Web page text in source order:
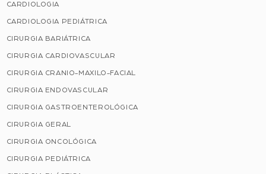
CARDIOLOGIA
CARDIOLOGIA PEDIÁTRICA
CIRURGIA BARIÁTRICA
CIRURGIA CARDIOVASCULAR
CIRURGIA CRANIO-MAXILO-FACIAL
CIRURGIA ENDOVASCULAR
CIRURGIA GASTROENTEROLÓGICA
CIRURGIA GERAL
CIRURGIA ONCOLÓGICA
CIRURGIA PEDIÁTRICA